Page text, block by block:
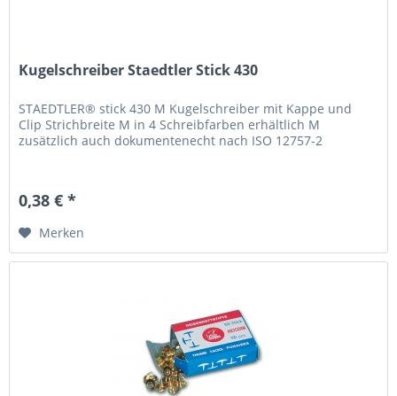
Kugelschreiber Staedtler Stick 430
STAEDTLER® stick 430 M Kugelschreiber mit Kappe und
Clip Strichbreite M in 4 Schreibfarben erhältlich M
zusätzlich auch dokumentenecht nach ISO 12757-2
0,38 € *
Merken